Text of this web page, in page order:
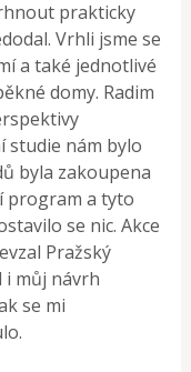
prakticky
Vrhli jsme se
a také jednotlivé
domy. Radim
studie nám bylo
byla zakoupena
program a tyto
se nic. Akce
Pražský
i můj návrh
se mi